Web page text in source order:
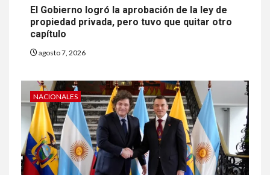
El Gobierno logró la aprobación de la ley de
propiedad privada, pero tuvo que quitar otro
capítulo
agosto 7, 2026
NACIONALES